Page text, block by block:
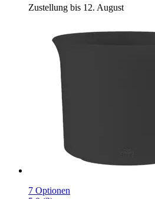
Zustellung bis 12. August
7 Optionen